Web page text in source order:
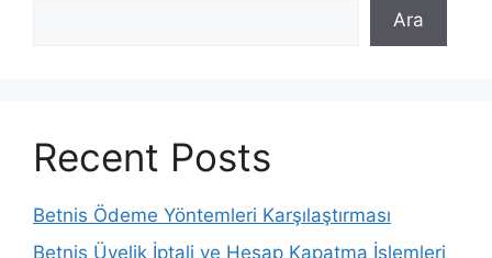
Ara
Recent Posts
Betnis Ödeme Yöntemleri Karşılaştırması
Betnis Üyelik İptali ve Hesap Kapatma İşlemleri